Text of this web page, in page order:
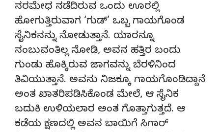
ನರಮೇಧ ನಡೆದಿರುವ ಒಂದು ಊರಲ್ಲಿ
ಹೋಗುತ್ತಿರುವಾಗ ‘ಗುಡ್’ ಒಬ್ಬ ಗಾಯಗೊಂಡ
ಸೈನಿಕನನ್ನು ನೋಡುತ್ತಾನೆ. ಯಾರನ್ನೂ
ನಂಬುವಂತಿಲ್ಲ ನೋಡಿ, ಅವನ ಹತ್ತಿರ ಬಂದು
ಗುಂಡು ಹೊಕ್ಕಿರುವ ಜಾಗವನ್ನು ಬೆರಳಿನಿಂದ
ತಿವಿಯುತ್ತಾನೆ. ಅವನು ನಿಜಕ್ಕೂ ಗಾಯಗೊಂಡಿದ್ದಾನೆ
ಅಂತ ಖಾತರಿಪಡಿಸಿಕೊಂಡ ಮೇಲೆ, ಆ ಸೈನಿಕ
ಬದುಕಿ ಉಳಿಯಲಾರ ಅಂತ ಗೊತ್ತಾಗುತ್ತದೆ. ಆ
ಕಡೆಯ ಕ್ಷಣದಲ್ಲಿ ಅವನ ಬಾಯಿಗೆ ಸಿಗಾರ್